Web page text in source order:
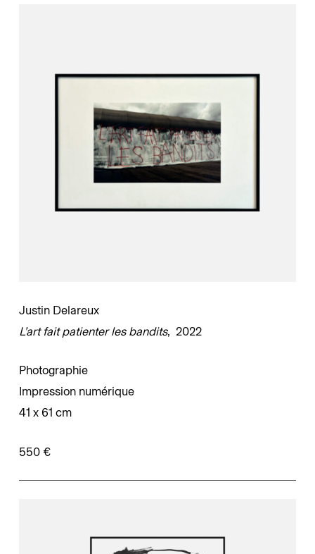
Justin Delareux
L’art fait patienter les bandits, 2022
Photographie
Impression numérique
41 x 61 cm
550 €